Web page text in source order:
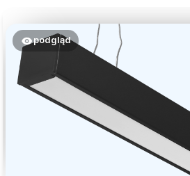
podgląd